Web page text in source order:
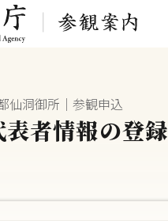
仙洞御所｜参観申込
表者情報の登録